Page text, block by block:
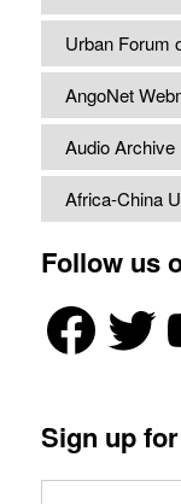
Urban Forum
AngoNet
Audio Archive
Africa-China
Follow us
Sign up